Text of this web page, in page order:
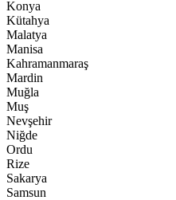
Konya
Kütahya
Malatya
Manisa
Kahramanmaraş
Mardin
Muğla
Muş
Nevşehir
Niğde
Ordu
Rize
Sakarya
Samsun